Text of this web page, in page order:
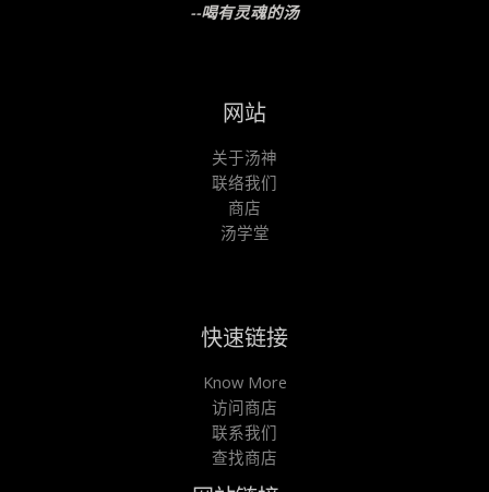
--喝有灵魂的汤
网站
关于汤神
联络我们
商店
汤学堂
快速链接
Know More
访问商店
联系我们
查找商店